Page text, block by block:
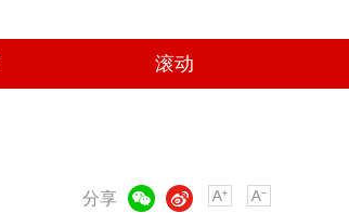
滚动
分享
微博